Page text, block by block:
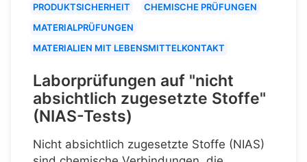
PRODUKTSICHERHEIT
CHEMISCHE PRÜFUNGEN
MATERIALPRÜFUNGEN
MATERIALIEN MIT LEBENSMITTELKONTAKT
Laborprüfungen auf "nicht
absichtlich zugesetzte Stoffe"
(NIAS-Tests)
Nicht absichtlich zugesetzte Stoffe (NIAS)